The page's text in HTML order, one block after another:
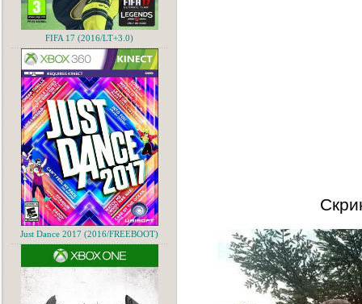
FIFA 17 (2016/LT+3.0)
Just Dance 2017 (2016/FREEBOOT)